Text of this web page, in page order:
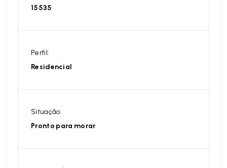
15535
Perfil:
Residencial
Situação:
Pronto para morar